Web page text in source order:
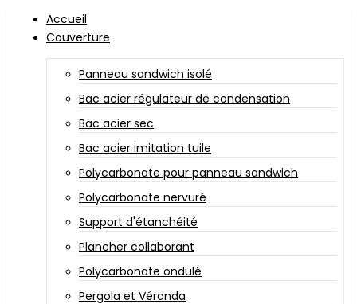
Accueil
Couverture
Panneau sandwich isolé
Bac acier régulateur de condensation
Bac acier sec
Bac acier imitation tuile
Polycarbonate pour panneau sandwich
Polycarbonate nervuré
Support d'étanchéité
Plancher collaborant
Polycarbonate ondulé
Pergola et Véranda